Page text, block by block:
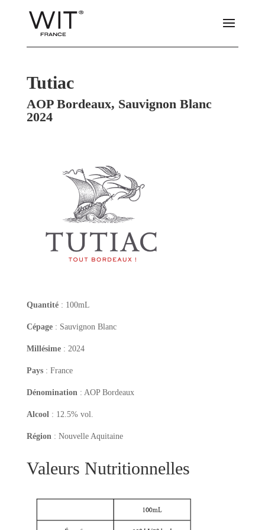
Tutiac
AOP Bordeaux, Sauvignon Blanc
2024
Quantité: 100mL
Cépage: Sauvignon Blanc
Millésime: 2024
Pays: France
Dénomination : AOP Bordeaux
Alcool : 12.5% vol.
Région : Nouvelle Aquitaine
Valeurs Nutritionnelles